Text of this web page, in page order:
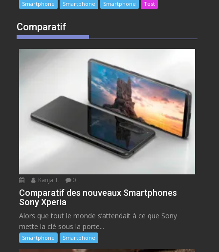
Smartphone
Smartphone Smartphone Test
Comparatif
Kanja T. 0
Comparatif des nouveaux Smartphones
Sony Xperia
Alors que tout le monde s’attendait à ce que Sony
mette la clé sous la porte...
Smartphone Smartphone